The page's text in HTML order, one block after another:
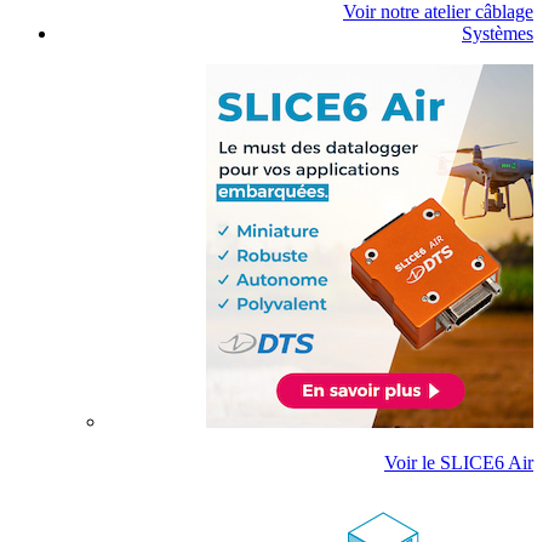
Voir notre atelier câblage
Systèmes
Voir le SLICE6 Air